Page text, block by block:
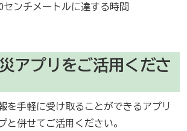
センチメートルに達する時間
アプリをご活用くださ
を手軽に受け取ることができるアプリ
と併せてご活用ください。